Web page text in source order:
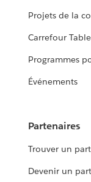
Projets de la
Carrefour
Programmes
Événements
Partenaires
Trouver un
Devenir un